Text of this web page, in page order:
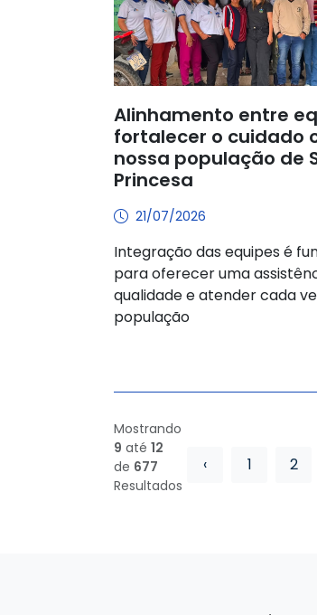
Alinhamento entre
fortalecer o cuidado
nossa população de
Princesa
21/07/2026
Integração das equipes é
para oferecer uma
qualidade e atender cada
população
Mostrando
9 até 12
de 677
Resultados
‹ 1 2